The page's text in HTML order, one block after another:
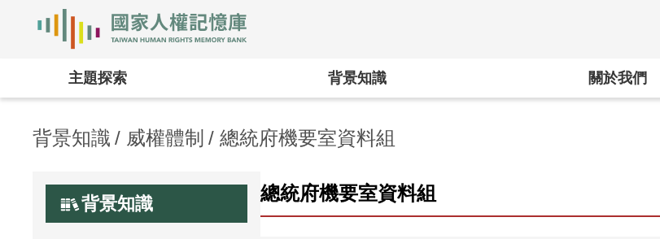
主題探索 背景知識 關於我們
背景知識 威權體制 總統府機要室資料組
背景知識 總統府機要室資料組